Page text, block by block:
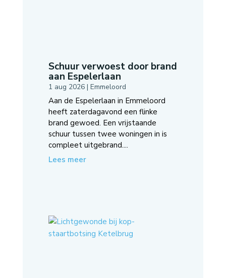
Schuur verwoest door brand
aan Espelerlaan
1 aug 2026| Emmeloord
Aan de Espelerlaan in Emmeloord
heeft zaterdagavond een flinke
brand gewoed. Een vrijstaande
schuur tussen twee woningen in is
compleet uitgebrand....
Lees meer